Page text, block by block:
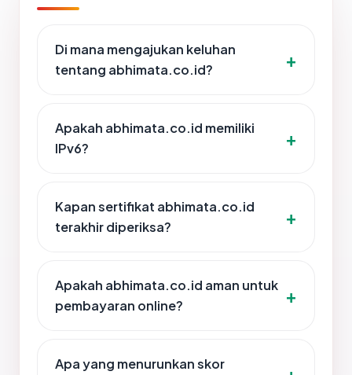
Di mana mengajukan keluhan
tentang abhimata.co.id?
Apakah abhimata.co.id memiliki
IPv6?
Kapan sertifikat abhimata.co.id
terakhir diperiksa?
Apakah abhimata.co.id aman untuk
pembayaran online?
Apa yang menurunkan skor